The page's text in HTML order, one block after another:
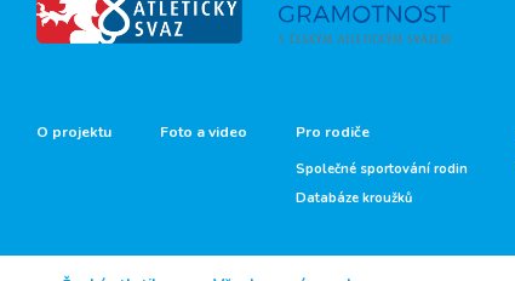
O projektu Foto a video Pro rodiče
Společné sportování rodin
Databáze kroužků